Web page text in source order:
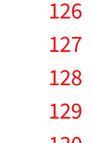
126
127
128
129